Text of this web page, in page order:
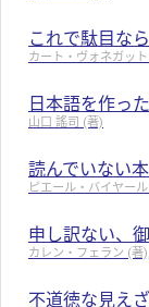
これで駄目なら
カート・ヴォネガッ
日本語を作っ
山口 謠司 (著)
読んでいない
ピエール・バイヤー
申し訳ない、
カレン・フェラン (著
不道徳な見え